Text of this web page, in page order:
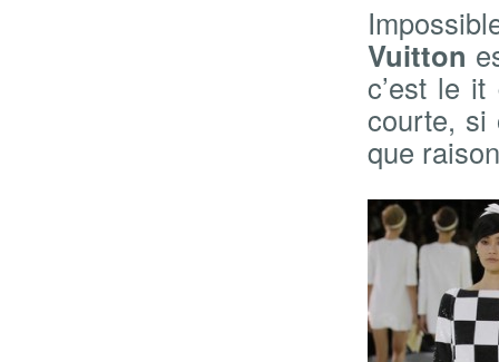
Vuitton
c’est le
courte, si
que